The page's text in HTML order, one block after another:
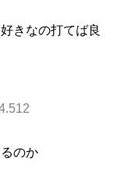
きなの打てば良
のか